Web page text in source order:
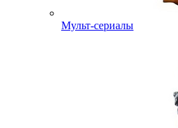
Мульт-сериалы